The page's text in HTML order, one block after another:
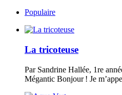
Populaire
La tricoteuse
Par Sandrine Hallée, 1re
Mégantic Bonjour ! Je